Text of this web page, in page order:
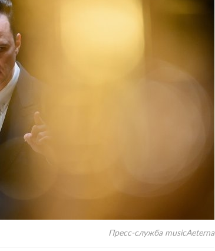
Пресс-служба musicAeterna